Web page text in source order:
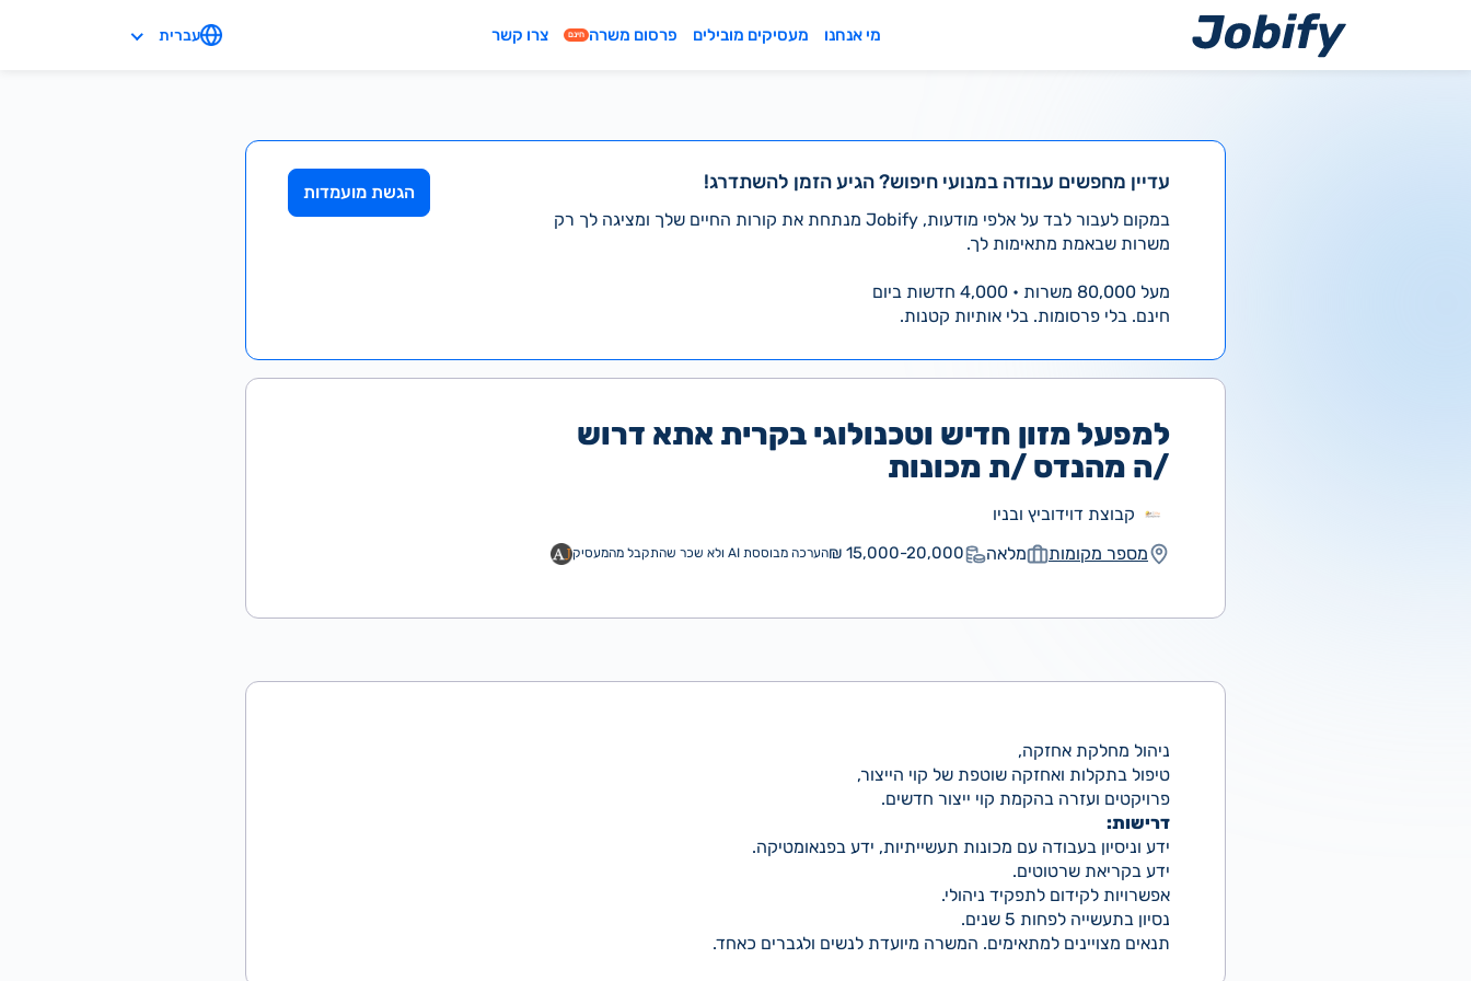
מי אנחנו מעסיקים מובילים פרסום משרה חינם צרו קשר עברית
עדיין מחפשים עבודה במנועי חיפוש? הגיע הזמן להשתדרג!
במקום לעבור לבד על אלפי מודעות, Jobify מנתחת את קורות החיים שלך ומציגה לך רק
משרות שבאמת מתאימות לך.
מעל 80,000 משרות • 4,000 חדשות ביום
חינם. בלי פרסומות. בלי אותיות קטנות.
הגשת מועמדות
למפעל מזון חדיש וטכנולוגי בקרית אתא דרוש
/ה מהנדס /ת מכונות
קבוצת דוידוביץ ובניו
מספר מקומות
מלאה 15,000-20,000 ₪ הערכה מבוססת AI ולא שכר שהתקבל מהמעסיק
ניהול מחלקת אחזקה,
טיפול בתקלות ואחזקה שוטפת של קוי הייצור,
פרויקטים ועזרה בהקמת קוי ייצור חדשים.
דרישות:
ידע וניסיון בעבודה עם מכונות תעשייתיות, ידע בפנאומטיקה.
ידע בקריאת שרטוטים.
אפשרויות לקידום לתפקיד ניהולי.
נסיון בתעשייה לפחות 5 שנים.
תנאים מצויינים למתאימים. המשרה מיועדת לנשים ולגברים כאחד.